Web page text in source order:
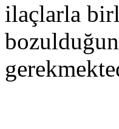
ilaçlarla